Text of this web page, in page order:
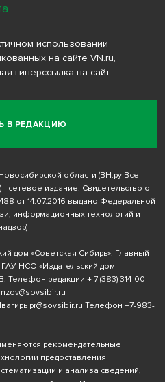
В РЕДАКЦИЮ
использовании
на сайте VN.ru,
гиперссылка на сайт
области (ВН.ру Все
сетевое издание. Свидетельство о
от 14.07.2016 выдано Федеральной
информационных технологий и
дом «Советская Сибирь». Главный
ГАУ НСО «Издательский дом
Телефон редакции + 7 (383) 314-00-
inzov@sovsibir.ru
pr@sovsibir.ru Телефон +7-983-
рекомендательные
предоставления
и анализа сведений,